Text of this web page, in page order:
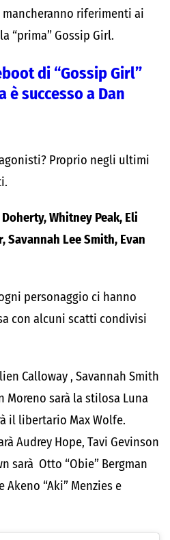
riferimenti ai
“prima” Gossip Girl.
di “Gossip Girl”
è successo a Dan
Proprio negli ultimi
Whitney Peak, Eli
Savannah Lee Smith, Evan
personaggio ci hanno
con alcuni scatti condivisi
Calloway , Savannah Smith
Moreno sarà la stilosa Luna
il libertario Max Wolfe.
Audrey Hope, Tavi Gevinson
sarà Otto “Obie” Bergman
Akeno “Aki” Menzies e